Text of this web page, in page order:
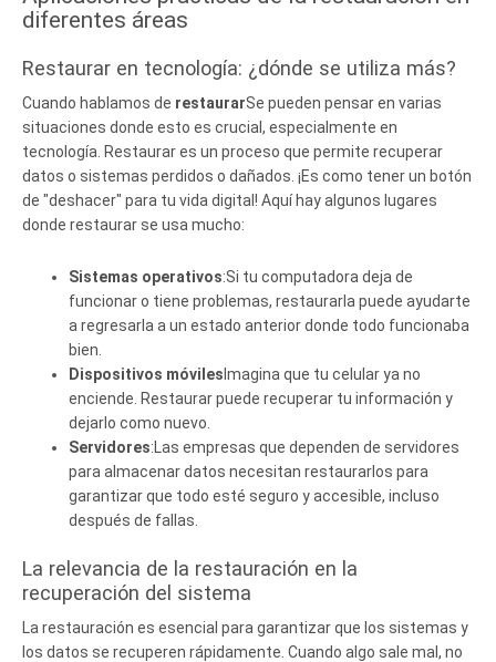
diferentes áreas
Restaurar en tecnología: ¿dónde se utiliza más?
Cuando hablamos de restaurarSe pueden pensar en varias
situaciones donde esto es crucial, especialmente en
tecnología. Restaurar es un proceso que permite recuperar
datos o sistemas perdidos o dañados. ¡Es como tener un botón
de "deshacer" para tu vida digital! Aquí hay algunos lugares
donde restaurar se usa mucho:
Sistemas operativos:Si tu computadora deja de
funcionar o tiene problemas, restaurarla puede ayudarte
a regresarla a un estado anterior donde todo funcionaba
bien.
Dispositivos móviles Imagina que tu celular ya no
enciende. Restaurar puede recuperar tu información y
dejarlo como nuevo.
Servidores:Las empresas que dependen de servidores
para almacenar datos necesitan restaurarlos para
garantizar que todo esté seguro y accesible, incluso
después de fallas.
La relevancia de la restauración en la
recuperación del sistema
La restauración es esencial para garantizar que los sistemas y
los datos se recuperen rápidamente. Cuando algo sale mal, no